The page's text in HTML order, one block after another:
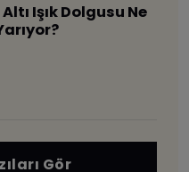
Işık Dolgusu Ne
Gör